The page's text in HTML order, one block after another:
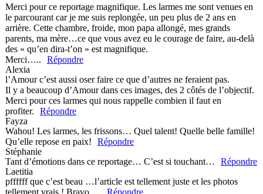
Merci pour ce reportage magnifique. Les larmes me sont venues en
le parcourant car je me suis replongée, un peu plus de 2 ans en
arrière. Cette chambre, froide, mon papa allongé, mes grands
parents, ma mère…ce que vous avez eu le courage de faire, au-delà
des « qu’en dira-t’on » est magnifique.
Merci…..
Répondre
Alexia
l’Amour c’est aussi oser faire ce que d’autres ne feraient pas.
Il y a beaucoup d’Amour dans ces images, des 2 côtés de l’objectif.
Merci pour ces larmes qui nous rappelle combien il faut en
profiter.
Répondre
Fayza
Wahou! Les larmes, les frissons… Quel talent! Quelle belle famille!
Qu’elle repose en paix!
Répondre
Stéphanie
Tant d’émotions dans ce reportage… C’est si touchant…
Répondre
Laetitia
pffffff que c’est beau …l’article est tellement juste et les photos
tellement vrais ! Bravo …
Répondre